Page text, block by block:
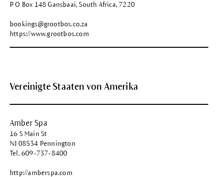
P O Box 148 Gansbaai, South Africa, 7220
bookings@grootbos.co.za
https://www.grootbos.com
Vereinigte Staaten von Amerika
Amber Spa
16 S Main St
NJ 08534 Pennington
Tel. 609-737-8400
http://amberspa.com